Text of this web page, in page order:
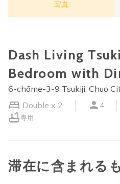
写真
Dash Living
Bedroom with
6-chōme-3-9 Tsukiji, Chuo
Double x 2
4
専用
滞在に含まれる